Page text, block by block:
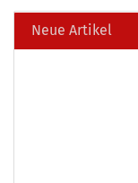
Neue Artikel